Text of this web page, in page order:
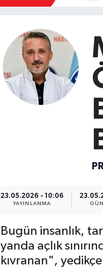
23.05.2026 - 10:06
YAYINLANMA
Bugün insanlık,
yanda açlık
kıvranan",